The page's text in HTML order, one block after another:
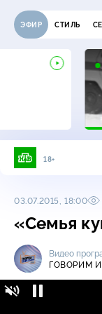
ЭФИР СТИЛЬ
18+
03.07.2015, 18:00
«Семья
Видео
ГОВОРИМ